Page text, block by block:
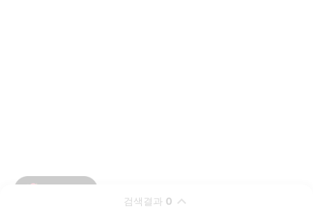
검색결과 0